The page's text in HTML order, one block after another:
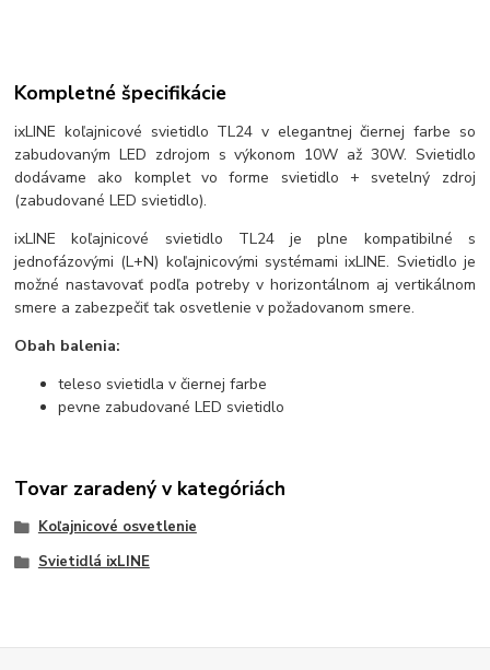
Kompletné špecifikácie
ixLINE koľajnicové svietidlo TL24 v elegantnej čiernej farbe so
zabudovaným LED zdrojom s výkonom 10W až 30W. Svietidlo
dodávame ako komplet vo forme svietidlo + svetelný zdroj
(zabudované LED svietidlo).
ixLINE koľajnicové svietidlo TL24 je plne kompatibilné s
jednofázovými (L+N) koľajnicovými systémami ixLINE. Svietidlo je
možné nastavovať podľa potreby v horizontálnom aj vertikálnom
smere a zabezpečiť tak osvetlenie v požadovanom smere.
Obah balenia:
teleso svietidla v čiernej farbe
pevne zabudované LED svietidlo
Tovar zaradený v kategóriách
Koľajnicové osvetlenie
Svietidlá ixLINE